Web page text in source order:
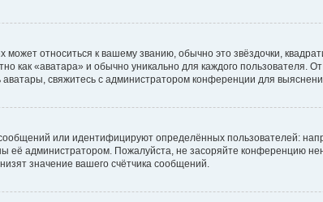
относиться к вашему званию, обычно это звёздочки,
как «аватара» и обычно уникально для каждого пользователя.
свяжитесь с администратором конференции для
или идентифицируют определённых пользователей:
её администратором. Пожалуйста, не засоряйте конференцию
значение вашего счётчика сообщений.